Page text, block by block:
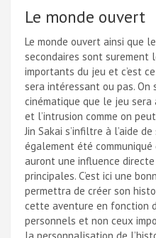
Le monde ouvert
Le monde ouvert ainsi que
secondaires sont surement
importants du jeu et c’est
sera intéressant ou pas. On
cinématique que le jeu sera
et l’intrusion comme on
Jin Sakai s’infiltre à l’aide
également été
auront une influence
principales. C’est ici une
permettra de créer son
cette aventure en fonction
personnels et non ceux